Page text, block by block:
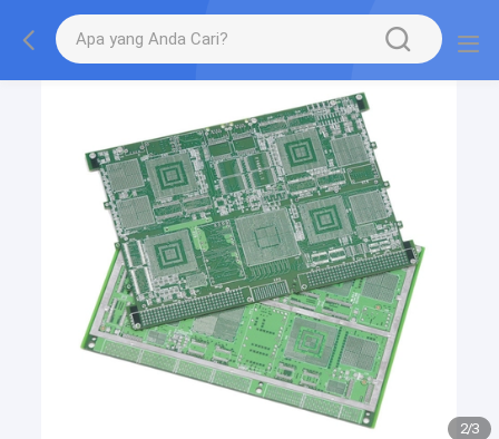
2/3